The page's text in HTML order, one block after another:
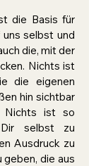
die Basis für
uns selbst und
die, mit der
Nichts ist
die eigenen
hin sichtbar
Nichts ist so
selbst zu
Ausdruckzu
geben, die aus